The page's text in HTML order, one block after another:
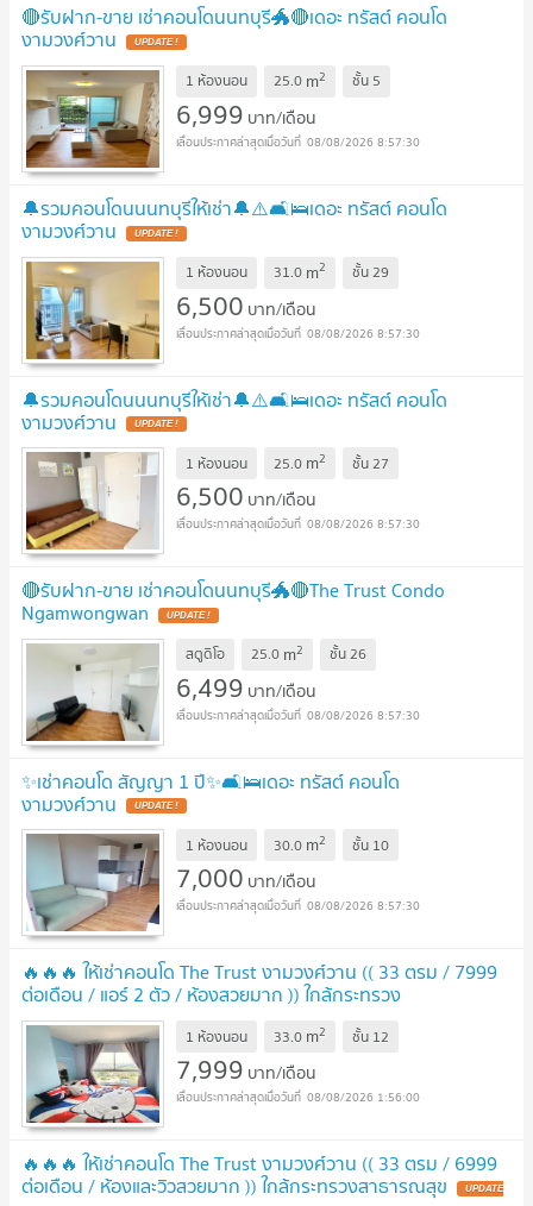
🔴รับฝาก-ขาย เช่าคอนโดนนทบุรี🐲🔴เดอะ ทรัสต์ คอนโด
งามวงศ์วาน UPDATE !
1 ห้องนอน 25.0 m2 ชั้น 5
6,999 บาท/เดือน
08/08/2026 8:57:30
🔔รวมคอนโดนนนทบุรีให้เช่า🔔⚠️🛋️🛌เดอะ ทรัสต์ คอนโด
งามวงศ์วาน UPDATE !
1 ห้องนอน 31.0 m2 ชั้น29
6,500 บาท/เดือน
08/08/2026 8:57:30
🔔รวมคอนโดนนนทบุรีให้เช่า🔔⚠️🛋️🛌เดอะ ทรัสต์ คอนโด
งามวงศ์วาน UPDATE !
1 ห้องนอน 25.0 m2 ชั้น27
6,500 บาท/เดือน
08/08/2026 8:57:30
🔴รับฝาก-ขาย เช่าคอนโดนนทบุรี🐲🔴The Trust Condo
Ngamwongwan UPDATE !
สตูดิโอ 25.0 m2 ชั้น26
6,499 บาท/เดือน
08/08/2026 8:57:30
✨เช่าคอนโด สัญญา 1 ปี✨🛋️🛌เดอะ ทรัสต์ คอนโด
งามวงศ์วาน UPDATE !
1 ห้องนอน 30.0 m2 ชั้น 10
7,000 บาท/เดือน
08/08/2026 8:57:30
🔥🔥🔥 ให้เช่าคอนโด The Trust งามวงศ์วาน (( 33 ตรม / 7999
ต่อเดือน / แอร์ 2 ตัว / ห้องสวยมาก )) ใกล้กระทรวง
สาธารณสุข UPDATE !
1 ห้องนอน 33.0 m2 ชั้น 12
7,999 บาท/เดือน
08/08/2026 1:56:00
🔥🔥🔥 ให้เช่าคอนโด The Trust งามวงศ์วาน (( 33 ตรม / 6999
ต่อเดือน / ห้องและวิวสวยมาก )) ใกล้กระทรวงสาธารณสุข UPDATE